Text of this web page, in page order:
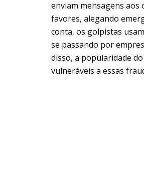
enviam mensagens aos
favores, alegando
conta, os golpistas
se passando por
disso, a popularidade
vulneráveis a essas